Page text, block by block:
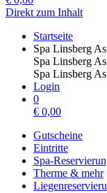
Direkt zum Inhalt
Startseite
Spa Linsberg
Spa Linsberg
Spa Linsberg
Login
0
€ 0,00
Gutscheine
Eintritte
Spa-
Therme & mehr